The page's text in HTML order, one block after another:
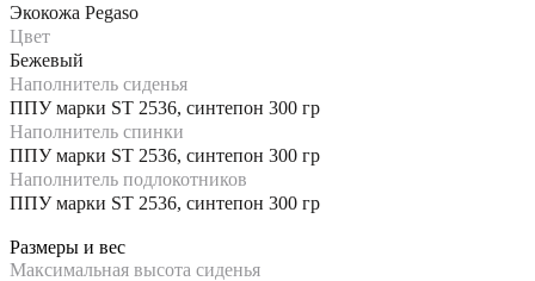
Экокожа Pegaso
Цвет
Бежевый
Наполнитель сиденья
ППУ марки ST 2536, синтепон 300 гр
Наполнитель спинки
ППУ марки ST 2536, синтепон 300 гр
Наполнитель подлокотников
ППУ марки ST 2536, синтепон 300 гр
Размеры и вес
Максимальная высота сиденья